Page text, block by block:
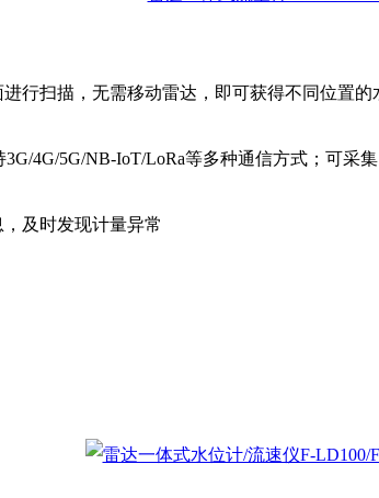
扫描，无需移动雷达，即可获得不同位置的
4G/5G/NB-IoT/LoRa等多种通信方式；可采
及时发现计量异常